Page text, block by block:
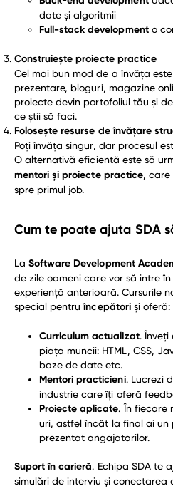
date și algoritmii
Full-stack developmento
Construiește proiecte practice
Cel mai bun mod de a învăța
prezentare, bloguri, magazine
proiecte devin portofoliul tău și
ce știi să faci.
Folosește resurse de învățare
Poți învăța singur, dar procesul
O alternativă eficientă este să
mentori și proiecte practice, care
spre primul job.
Cum te poate ajuta SDA
LaSoftware Development
de zile oameni care vor să intre
experiență anterioară. Cursurile
special pentruîncepătoriși oferă:
Curriculum actualizat. Înveți
piața muncii: HTML, CSS,
baze de date etc.
Mentori practicieni. Lucrezi
industrie care îți oferă
Proiecte aplicate. În fiecare
uri, astfel încât la final ai
prezentat angajatorilor.
Suport în carieră. Echipa SDA te
simulări de interviu și conectarea